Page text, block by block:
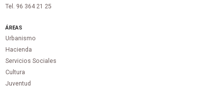
Tel. 96 364 21 25
ÁREAS
Urbanismo
Hacienda
Servicios Sociales
Cultura
Juventud